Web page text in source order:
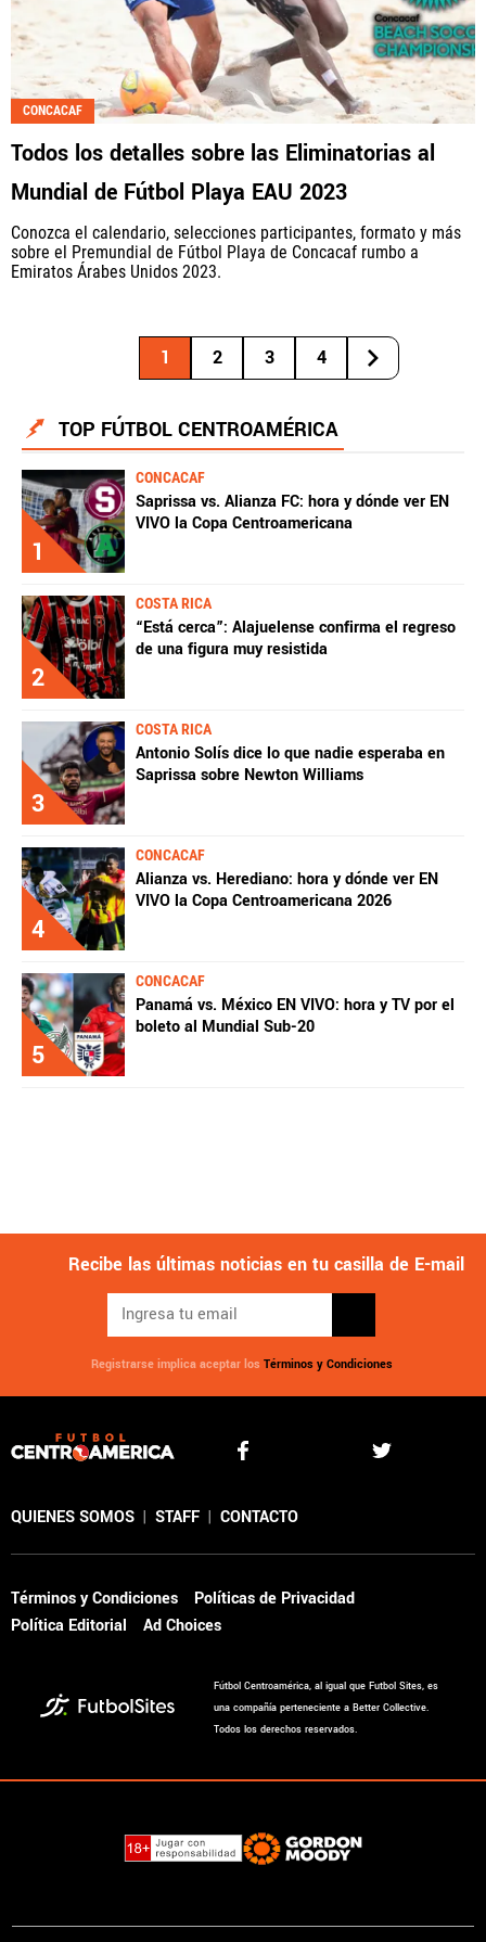
CONCACAF
Todos los detalles sobre las Eliminatorias al
Mundial de Fútbol Playa EAU 2023
Conozca el calendario, selecciones participantes, formato y más
sobre el Premundial de Fútbol Playa de Concacaf rumbo a
Emiratos Árabes Unidos 2023.
1 2 3 4
TOP FÚTBOL CENTROAMÉRICA
1
CONCACAF
Saprissa vs. Alianza FC: hora y dónde ver EN
VIVO la Copa Centroamericana
2
COSTA RICA
“Está cerca”: Alajuelense confirma el regreso
de una figura muy resistida
3
COSTA RICA
Antonio Solís dice lo que nadie esperaba en
Saprissa sobre Newton Williams
4
CONCACAF
Alianza vs. Herediano: hora y dónde ver EN
VIVO la Copa Centroamericana 2026
5
CONCACAF
Panamá vs. México EN VIVO: hora y TV por el
boleto al Mundial Sub-20
Recibe las últimas noticias en tu casilla de E-mail
Registrarse implica aceptar los Términos y Condiciones
QUIENES SOMOS | STAFF | CONTACTO
Términos y Condiciones
Políticas de Privacidad
Política Editorial
Ad Choices
Fútbol Centroamérica, al igual que Futbol Sites, es
una compañía perteneciente a Better Collective.
Todos los derechos reservados.